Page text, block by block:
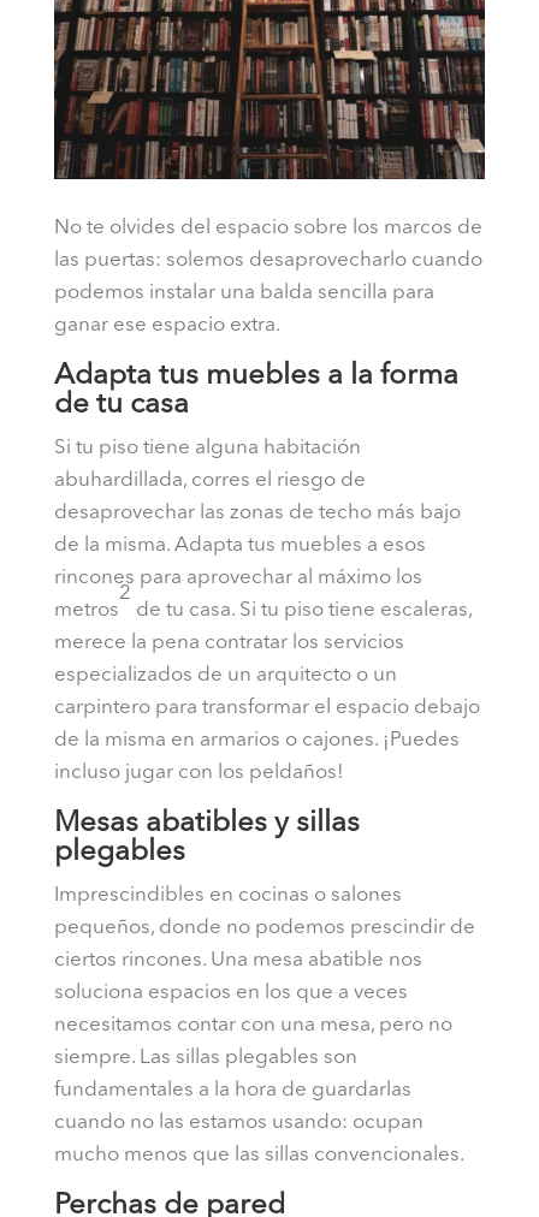
No te olvides del espacio sobre los marcos de
las puertas: solemos desaprovecharlo cuando
podemos instalar una balda sencilla para
ganar ese espacio extra.
Adapta tus muebles a la forma
de tu casa
Si tu piso tiene alguna habitación
abuhardillada, corres el riesgo de
desaprovechar las zonas de techo más bajo
de la misma. Adapta tus muebles a esos
rincones para aprovechar al máximo los
metros
2
de tu casa. Si tu piso tiene escaleras,
merece la pena contratar los servicios
especializados de un arquitecto o un
carpintero para transformar el espacio debajo
de la misma en armarios o cajones. ¡Puedes
incluso jugar con los peldaños!
Mesas abatibles y sillas
plegables
Imprescindibles en cocinas o salones
pequeños, donde no podemos prescindir de
ciertos rincones. Una mesa abatible nos
soluciona espacios en los que a veces
necesitamos contar con una mesa, pero no
siempre. Las sillas plegables son
fundamentales a la hora de guardarlas
cuando no las estamos usando: ocupan
mucho menos que las sillas convencionales.
Perchas de pared